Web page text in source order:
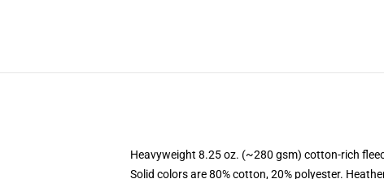
Heavyweight 8.25 oz. (~280 gsm) cotton-rich
Solid colors are 80% cotton, 20% polyester.